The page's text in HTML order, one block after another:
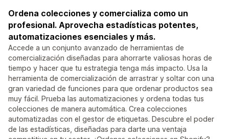
Ordena colecciones y comercializa como un
profesional. Aprovecha estadísticas potentes,
automatizaciones esenciales y más.
Accede a un conjunto avanzado de herramientas de
comercialización diseñadas para ahorrarte valiosas horas de
tiempo y hacer que tu estrategia tenga más impacto. Usa la
herramienta de comercialización de arrastrar y soltar con una
gran variedad de funciones para que ordenar productos sea
muy fácil. Prueba las automatizaciones y ordena todas tus
colecciones de manera automática. Crea colecciones
automatizadas con el gestor de etiquetas. Descubre el poder
de las estadísticas, diseñadas para darte una ventaja